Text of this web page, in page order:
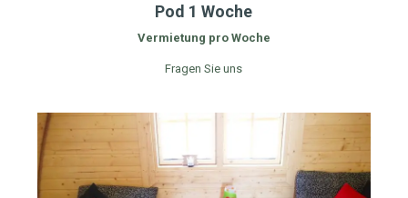
Pod 1 Woche
Vermietung pro Woche
Fragen Sie uns